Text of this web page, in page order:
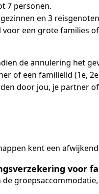
7 personen.
en 3
een grote families
de annulering het
of een familielid (1e,
door jou, je partner
kent een
voor